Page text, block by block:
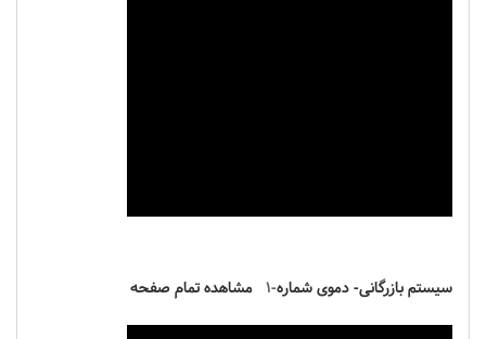
سیستم بازرگانی- دموی شماره-1 مشاهده تمام صفحه